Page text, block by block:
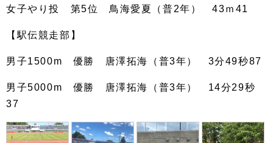
女子やり投 第5位 鳥海愛夏（普2年） 43ｍ41
【駅伝競走部】
男子1500m 優勝 唐澤拓海（普3年） 3分49秒87
男子5000m 優勝 唐澤拓海（普3年） 14分29秒
37